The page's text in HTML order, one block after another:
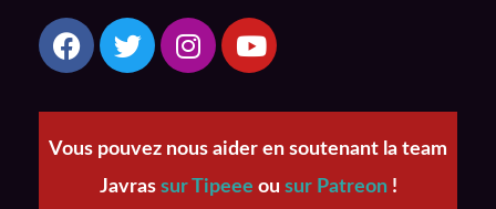
Vous pouvez nous aider en soutenant la team
Javras sur Tipeee ou sur Patreon !